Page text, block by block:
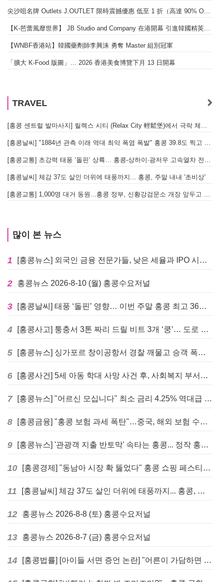
【WNBF香港站】韓國藥劑師李興洙 勇奪 Master 組別冠軍
「擴大 K-Food 版圖」… 2026 香港美食博覽下月 13 日開幕
TRAVEL
[홍콩날씨] 체감 37도 살인 더위에 태풍까지... 홍콩, 주말 내내 '초비상'
많이 본 뉴스
1 [홍콩뉴스] 외국인 금융 전문가들, 낮은 세율과 IPO 시장 회복에 홍콩으로 '대거 복귀'
2 홍콩뉴스 2026-8-10 (월) 홍콩수요저널
3 [홍콩날씨] 태풍 ‘돌핀’ 영향… 이번 주말 홍콩 최고 36도 폭염 비상
4 [홍콩사고] 퉁충서 3톤 짜리 드릴 비트 3개 ‘쿵’… 도로 파손·교통 마비
5 [홍콩뉴스] 싱가포르 창이공항서 경찰 깨물고 승객 폭행한 홍콩 모자, 결국 감옥행
6 [홍콩사건] 5세 아동 학대 사망 사건 후, 사회복지 부서에 내부 검토 및 교육 강화 촉구
7 [홍콩뉴스] "어르신 모십니다" 최소 금리 4.25% 역대급 혜택, 홍콩 실버채권 발행
8 [홍콩금융] "홍콩 보험 과세 폭탄"…중국, 해외 보험 수익에 20% 세금 부과로 관련주 급락
9 [홍콩뉴스] '관광객 지출 반토막' 속타는 홍콩... 정작 홍콩인들은 지갑 들고 해외로?
10 [홍콩경제] "동남아 시장 확 뚫었다" 홍콩 쇼핑 페스티벌, 매출 대박 행진
11 [홍콩날씨] 체감 37도 살인 더위에 태풍까지... 홍콩, 주말 내내 '초비상'
12 홍콩뉴스 2026-8-8 (토) 홍콩수요저널
13 홍콩뉴스 2026-8-7 (금) 홍콩수요저널
14 [홍콩법률] [아이들 서면 증언 논란] "어른이 가담하면 왜곡된다"… 홍콩 변호사회, 정부 성범죄법 개정안에 제동